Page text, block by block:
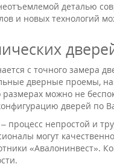
деталью
и новых технологий
с точного замера
дверные проемы,
можно не
дверей по
процесс непростой и
могут
«Авалонинвест».